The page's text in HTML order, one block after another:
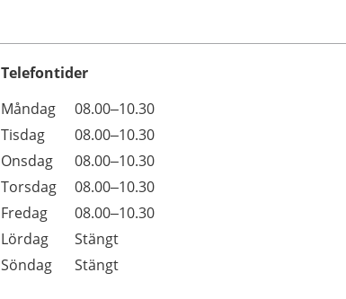
Telefontider
Dag
Öppettider
Kommentarer
Måndag
08.00–10.30
Tisdag
08.00–10.30
Onsdag
08.00–10.30
Torsdag
08.00–10.30
Fredag
08.00–10.30
Lördag
Stängt
Söndag
Stängt